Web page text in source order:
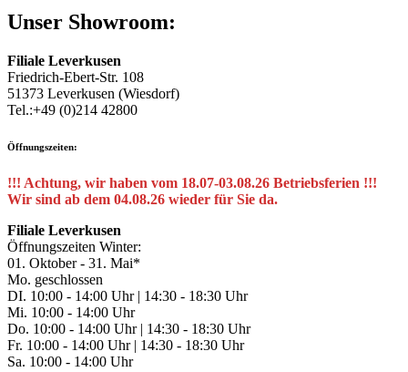
Unser Showroom:
Filiale Leverkusen
Friedrich-Ebert-Str. 108
51373 Leverkusen (Wiesdorf)
Tel.:+49 (0)214 42800
Öffnungszeiten:
!!! Achtung, wir haben vom 18.07-03.08.26 Betriebsferien !!!
Wir sind ab dem 04.08.26 wieder für Sie da.
Filiale Leverkusen
Öffnungszeiten Winter:
01. Oktober - 31. Mai*
Mo. geschlossen
DI. 10:00 - 14:00 Uhr | 14:30 - 18:30 Uhr
Mi. 10:00 - 14:00 Uhr
Do. 10:00 - 14:00 Uhr | 14:30 - 18:30 Uhr
Fr. 10:00 - 14:00 Uhr | 14:30 - 18:30 Uhr
Sa. 10:00 - 14:00 Uhr